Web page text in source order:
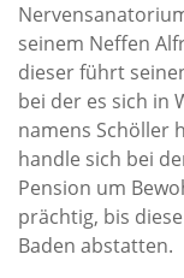
seinem Neffen
dieser führt
bei der es sich in
namens Schöller
handle sich bei
Pension um
prächtig, bis
Baden abstatten.